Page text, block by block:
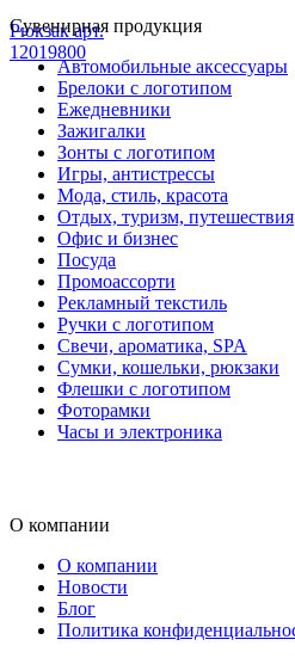
Рюкзак арт.
12019800
Сувенирная продукция
Автомобильные аксессуары
Брелоки с логотипом
Ежедневники
Зажигалки
Зонты с логотипом
Игры, антистрессы
Мода, стиль, красота
Отдых, туризм, путешествия
Офис и бизнес
Посуда
Промоассорти
Рекламный текстиль
Ручки с логотипом
Свечи, ароматика, SPA
Сумки, кошельки, рюкзаки
Флешки с логотипом
Фоторамки
Часы и электроника
О компании
О компании
Новости
Блог
Политика